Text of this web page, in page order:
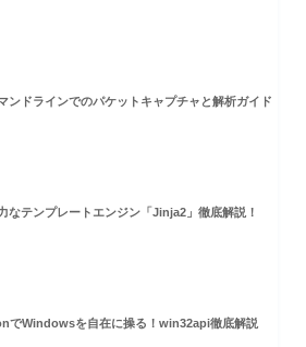
ンドラインでのパケットキャプチャと解析ガイド
なテンプレートエンジン「Jinja2」徹底解説！
でWindowsを自在に操る！win32api徹底解説